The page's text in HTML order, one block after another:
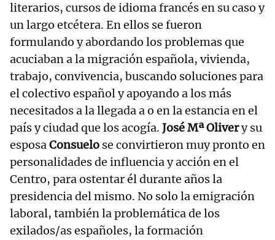
literarios, cursos de idioma francés en su caso y
un largo etcétera. En ellos se fueron
formulando y abordando los problemas que
acuciaban a la migración española, vivienda,
trabajo, convivencia, buscando soluciones para
el colectivo español y apoyando a los más
necesitados a la llegada a o en la estancia en el
país y ciudad que los acogía. José Mª Olivery su
esposaConsuelo se convirtieron muy pronto en
personalidades de influencia y acción en el
Centro, para ostentar él durante años la
presidencia del mismo. No solo la emigración
laboral, también la problemática de los
exilados/as españoles, la formación